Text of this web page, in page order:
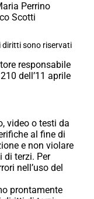
Perrino
Scotti
diritti sono riservati
responsabile
dell’11 aprile
video o testi da
al fine di
e non violare
di terzi. Per
nell’uso del
prontamente